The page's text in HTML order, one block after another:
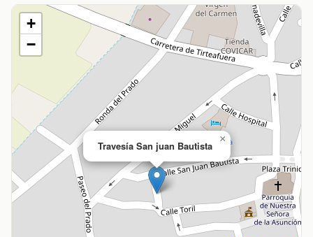
Travesía San juan Bautista
×
+
−